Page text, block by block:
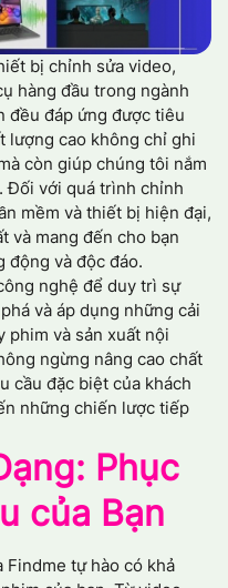
bị chỉnh sửa video,
hàng đầu trong ngành
đều đáp ứng được tiêu
lượng cao không chỉ ghi
còn giúp chúng tôi nắm
Đối với quá trình chỉnh
mềm và thiết bị hiện đại,
và mang đến cho bạn
động và độc đáo.
nghệ để duy trì sự
và áp dụng những cải
và sản xuất nội
ngừng nâng cao chất
cầu đặc biệt của khách
những chiến lược tiếp
Phục
của Bạn
Findme tự hào có khả